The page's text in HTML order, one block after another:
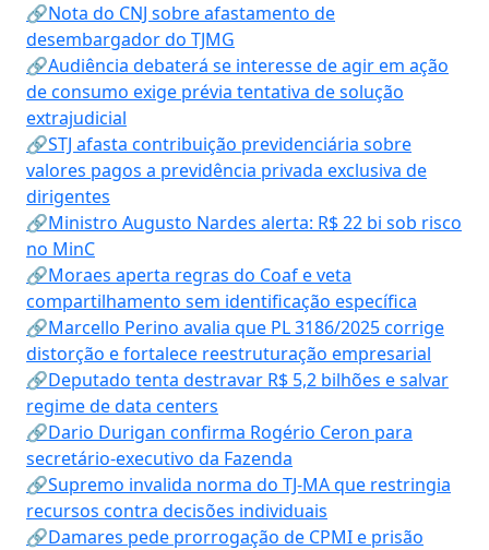
🔗Nota do CNJ sobre afastamento de
desembargador do TJMG
🔗Audiência debaterá se interesse de agir em ação
de consumo exige prévia tentativa de solução
extrajudicial
🔗STJ afasta contribuição previdenciária sobre
valores pagos a previdência privada exclusiva de
dirigentes
🔗Ministro Augusto Nardes alerta: R$ 22 bi sob risco
no MinC
🔗Moraes aperta regras do Coaf e veta
compartilhamento sem identificação específica
🔗Marcello Perino avalia que PL 3186/2025 corrige
distorção e fortalece reestruturação empresarial
🔗Deputado tenta destravar R$ 5,2 bilhões e salvar
regime de data centers
🔗Dario Durigan confirma Rogério Ceron para
secretário-executivo da Fazenda
🔗Supremo invalida norma do TJ-MA que restringia
recursos contra decisões individuais
🔗Damares pede prorrogação de CPMI e prisão